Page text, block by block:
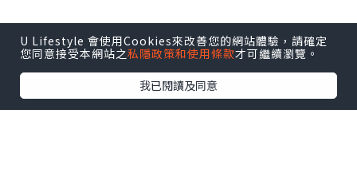
U Lifestyle 會使用Cookies來改善您的網站體驗，請確定
您同意接受本網站之私隱政策和使用條款才可繼續瀏覽。
我已閱讀及同意